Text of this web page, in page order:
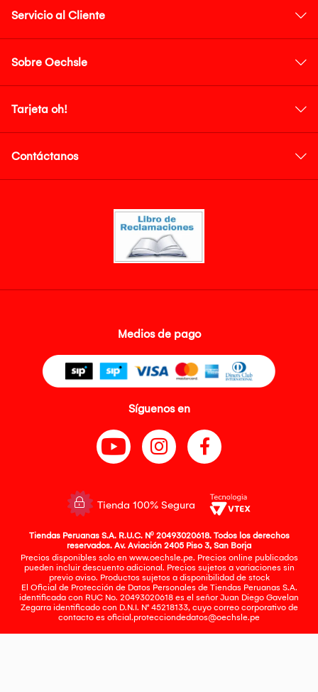
Servicio al Cliente
Sobre Oechsle
Tarjeta oh!
Contáctanos
Medios de pago
Síguenos en
Tienda 100% Segura
Tiendas Peruanas S.A. R.U.C. Nº 20493020618. Todos los derechos
reservados. Av. Aviación 2405 Piso 3, San Borja
Precios disponibles solo en www.oechsle.pe. Precios online publicados
pueden incluir descuento adicional. Precios sujetos a variaciones sin
previo aviso. Productos sujetos a disponibilidad de stock
El Oficial de Protección de Datos Personales de Tiendas Peruanas S.A.
identificada con RUC No. 20493020618 es el señor Juan Diego Gavelan
Zegarra identificado con D.N.I. N° 45218133, cuyo correo corporativo de
contacto es oficial.protecciondedatos@oechsle.pe